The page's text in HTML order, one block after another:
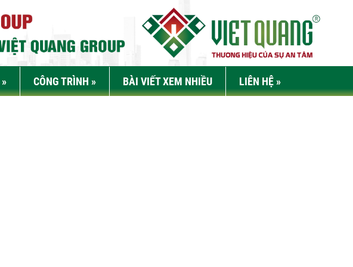
» CÔNG TRÌNH » BÀI VIẾT XEM NHIỀU LIÊN HỆ »